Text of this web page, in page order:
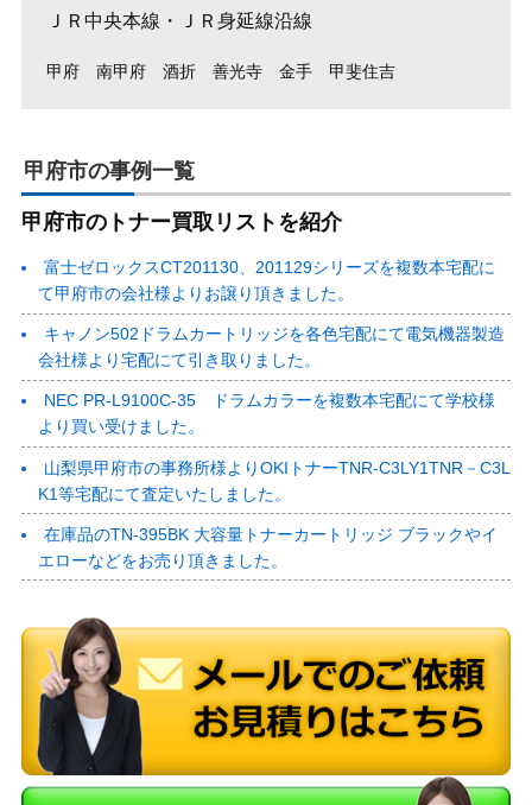
ＪＲ中央本線・ＪＲ身延線沿線
甲府 南甲府 酒折 善光寺 金手 甲斐住吉
甲府市の事例一覧
甲府市のトナー買取リストを紹介
富士ゼロックスCT201130、201129シリーズを複数本宅配に
て甲府市の会社様よりお譲り頂きました。
キャノン502ドラムカートリッジを各色宅配にて電気機器製造
会社様より宅配にて引き取りました。
NEC PR-L9100C-35 ドラムカラーを複数本宅配にて学校様
より買い受けました。
山梨県甲府市の事務所様よりOKIトナーTNR-C3LY1TNR－C3L
K1等宅配にて査定いたしました。
在庫品のTN-395BK 大容量トナーカートリッジ ブラックやイ
エローなどをお売り頂きました。